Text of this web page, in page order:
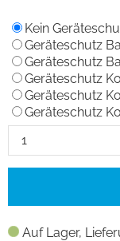
Auf Lager,
Kein
Geräteschutz
Geräteschutz
Geräteschutz
Geräteschutz
Geräteschutz